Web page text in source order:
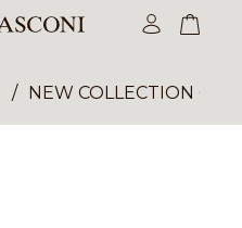
NEW COLLECTION